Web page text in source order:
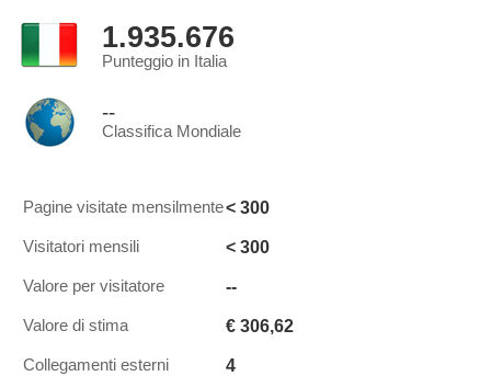
1.935.676
Punteggio in Italia
--
Classifica Mondiale
Pagine visitate mensilmente< 300
Visitatori mensili < 300
Valore per visitatore --
Valore di stima € 306,62
Collegamenti esterni 4